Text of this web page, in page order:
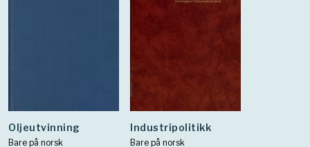
oljeutvinning
Bare på norsk
Industripolitikk
Bare på norsk